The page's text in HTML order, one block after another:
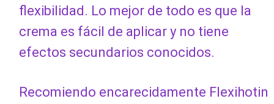
flexibilidad. Lo mejor de todo es que la
crema es fácil de aplicar y no tiene
efectos secundarios conocidos.
Recomiendo encarecidamente Flexihotin